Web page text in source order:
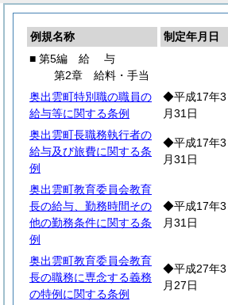
例規名称 制定年月日
■ 第5編 給 与
第2章 給料・手当
奥出雲町特別職の職員の
給与等に関する条例
◆平成17年3
月31日
奥出雲町長職務執行者の
給与及び旅費に関する条
例
◆平成17年3
月31日
奥出雲町教育委員会教育
長の給与、勤務時間その
他の勤務条件に関する条
例
◆平成17年3
月31日
奥出雲町教育委員会教育
長の職務に専念する義務
の特例に関する条例
◆平成27年3
月27日